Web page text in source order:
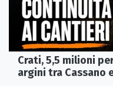
Crati, 5,5 milioni
argini tra Cassano